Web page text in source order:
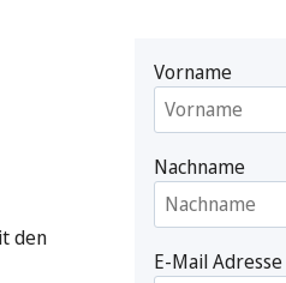
den
Vorname
Nachname
E-Mail Adresse